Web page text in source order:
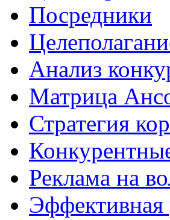
Посредники
Анализ
Матрица
Стратегия
Реклама на
Эффективная